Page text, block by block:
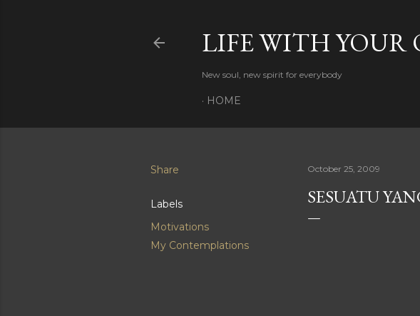
LIFE WITH YOUR
New soul, new spirit for everybody
HOME
Share
Labels
Motivations
My Contemplations
October 25, 2009
SESUATU